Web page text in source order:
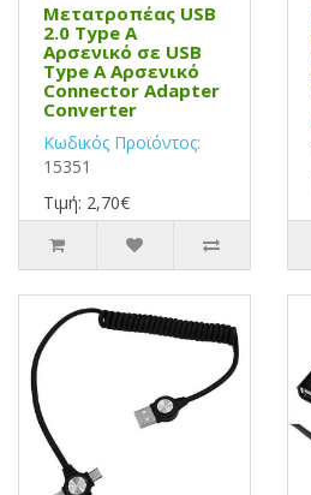
Μετατροπέας USB
2.0 Type Α
Αρσενικό σε USB
Type Α Αρσενικό
Connector Adapter
Converter
Κωδικός Προϊόντος:
15351
Τιμή: 2,70€